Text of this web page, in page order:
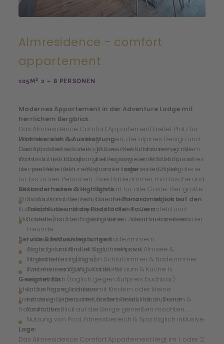
Almresidence - comfort
appartement
105M² 2 – 8 PERSONEN
Modernes Appartement in der Adventure Lodge mit
herrlichem Bergblick:
Das Almresidence Comfort Appartement bietet Platz für
Familien oder Freundesgruppen, die alpines Design und
Gemütlichkeit schätzen. Mit zwei Schlafzimmern, großem
Wohnraum, Südbalkon und Zugang zum Almlust Spa ist es
der perfekte Ort für entspannte Tage in den Alpen.
Wohnbereich & Ausstattung
Das Appartement verfügt über zwei Schlafzimmer mit
komfortablen Boxspringbetten sowie eine Schlafcouch
für zwei Personen im Wohnraumodereine Schlafgalerie
für bis zu vier Personen. Zwei Badezimmer mit Dusche und
WC bieten ausreichend Komfort für alle Gäste. Der große
Wohnraum mit Esstisch, Couchecke und integrierter
Küche (inkl. Geschirrspüler, Backofen, Ceranfeld und
Mikrowelle) lädt zum gemütlichen Zusammensein ein.
Besonderheiten & Highlights
Südbalkon oder Terrasse mitPanoramablick auf den
Talschluss und die Radstädter Tauern
Schlafsofa oder Schlafgalerie – ideal für Familien oder
Freunde
Fußbodenheizung in den Badezimmern
Zugang zum Almlust Spa, Innenpool, Almsee &
Fitnessbereich (Gym)
Kostenloses WLAN & Kabel-TV
Service & Inklusivleistungen
Almfrühstücksbuffet täglich inklusive
Tägliche Reinigung von Schlafzimmer & Badezimmer
Zwischenreinigung von Wohnraum & Küche 1x
wöchentlich (täglich gegen Aufpreis buchbar)
Endreinigung inklusive
Inklusive: Bettwäsche, Bademantel, Hand-, Dusch- &
Pooltücher
Nutzung von Pool, Fitnessbereich & Spa täglich inklusive
Geeignet für:
Ideal für Paare, Familien mit Kindern oder kleine
Freundesgruppen, die Komfort, Flexibilität und einen
traumhaften Blick auf die Berge genießen möchten.
Lage:
Das Almresidence Comfort Appartement liegt im 1. oder 2.